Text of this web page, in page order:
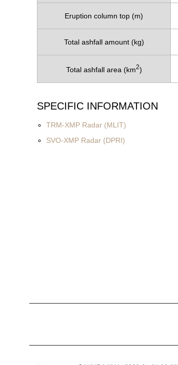
Eruption column top (m)
Total ashfall amount (kg)
Total ashfall area (km2)
SPECIFIC INFORMATION
TRM-XMP Radar (MLIT)
SVO-XMP Radar (DPRI)